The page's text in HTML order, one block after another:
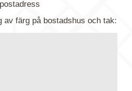
vi kan, givetvis utan
postadress
av färg på bostadshus och tak: